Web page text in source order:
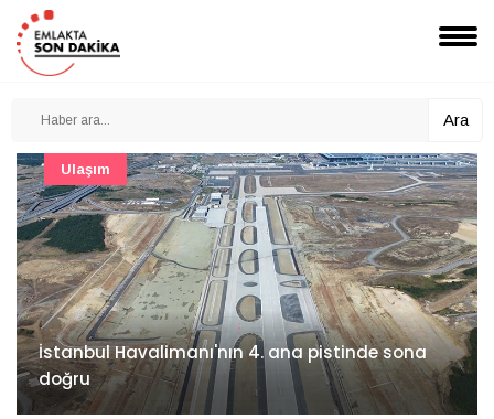
Ara
İzocam'da Metriks Sistemi ile akıllı üretim
dönemi başladı
Şirket Haberleri